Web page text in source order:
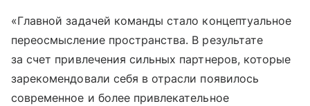
«Главной задачей команды стало концептуальное
переосмысление пространства. В результате
за счет привлечения сильных партнеров, которые
зарекомендовали себя в отрасли появилось
современное и более привлекательное